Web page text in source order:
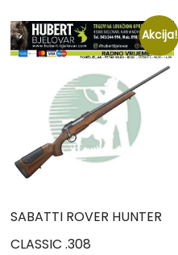
Akcija!
SABATTI ROVER HUNTER
CLASSIC .308